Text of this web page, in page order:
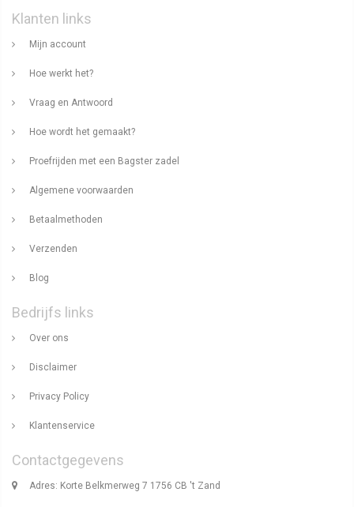
Klanten links
Mijn account
Hoe werkt het?
Vraag en Antwoord
Hoe wordt het gemaakt?
Proefrijden met een Bagster zadel
Algemene voorwaarden
Betaalmethoden
Verzenden
Blog
Bedrijfs links
Over ons
Disclaimer
Privacy Policy
Klantenservice
Contactgegevens
Adres: Korte Belkmerweg 7 1756 CB 't Zand